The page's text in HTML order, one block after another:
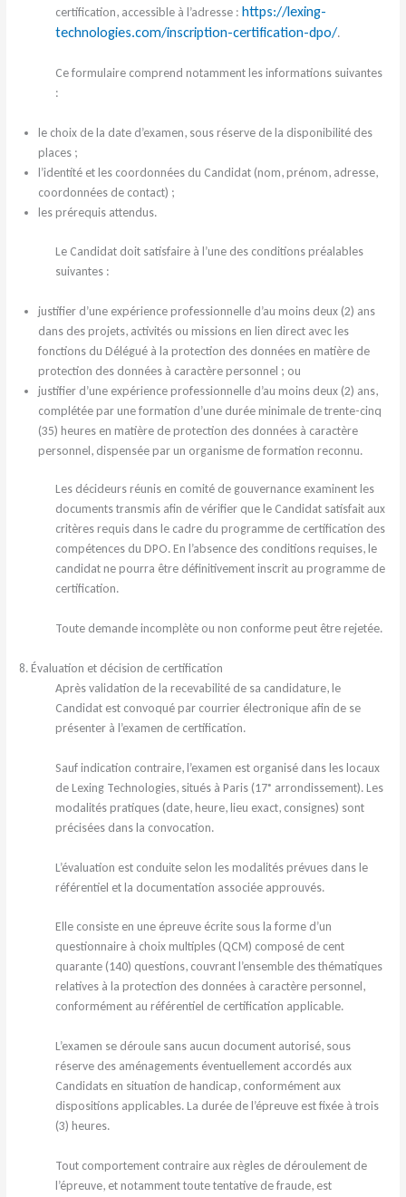
certification, accessible à l’adresse :https://lexing-
technologies.com/inscription-certification-dpo/.
Ce formulaire comprend notamment les informations suivantes
:
le choix de la date d’examen, sous réserve de la disponibilité des
places ;
l’identité et les coordonnées du Candidat (nom, prénom, adresse,
coordonnées de contact) ;
les prérequis attendus.
Le Candidat doit satisfaire à l’une des conditions préalables
suivantes :
justifier d’une expérience professionnelle d’au moins deux (2) ans
dans des projets, activités ou missions en lien direct avec les
fonctions du Délégué à la protection des données en matière de
protection des données à caractère personnel ; ou
justifier d’une expérience professionnelle d’au moins deux (2) ans,
complétée par une formation d’une durée minimale de trente-cinq
(35) heures en matière de protection des données à caractère
personnel, dispensée par un organisme de formation reconnu.
Les décideurs réunis en comité de gouvernance examinent les
documents transmis afin de vérifier que le Candidat satisfait aux
critères requis dans le cadre du programme de certification des
compétences du DPO. En l’absence des conditions requises, le
candidat ne pourra être définitivement inscrit au programme de
certification.
Toute demande incomplète ou non conforme peut être rejetée.
8. Évaluation et décision de certification
Après validation de la recevabilité de sa candidature, le
Candidat est convoqué par courrier électronique afin de se
présenter à l’examen de certification.
Sauf indication contraire, l’examen est organisé dans les locaux
de Lexing Technologies, situés à Paris (17ᵉ arrondissement). Les
modalités pratiques (date, heure, lieu exact, consignes) sont
précisées dans la convocation.
L’évaluation est conduite selon les modalités prévues dans le
référentiel et la documentation associée approuvés.
Elle consiste en une épreuve écrite sous la forme d’un
questionnaire à choix multiples (QCM) composé de cent
quarante (140) questions, couvrant l’ensemble des thématiques
relatives à la protection des données à caractère personnel,
conformément au référentiel de certification applicable.
L’examen se déroule sans aucun document autorisé, sous
réserve des aménagements éventuellement accordés aux
Candidats en situation de handicap, conformément aux
dispositions applicables. La durée de l’épreuve est fixée à trois
(3) heures.
Tout comportement contraire aux règles de déroulement de
l’épreuve, et notamment toute tentative de fraude, est